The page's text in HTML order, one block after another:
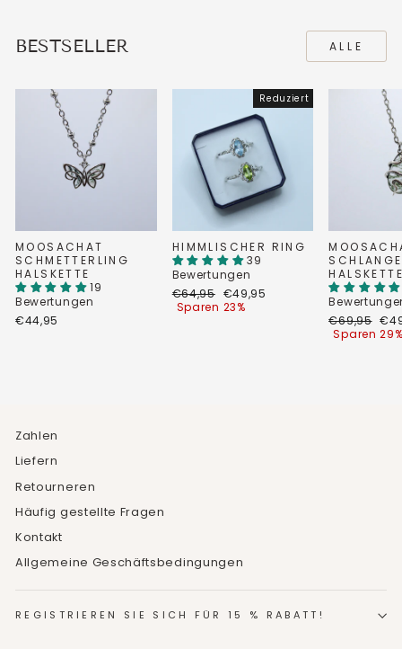
BESTSELLER ALLE
MOOSACHAT
SCHMETTERLING
HALSKETTE
19
Bewertungen
€44,95
Reduziert
HIMMLISCHER RING
39
Bewertungen
Normaler
Preis
€64,95 Sonderpreis
€49,95
Sparen 23%
Normaler
Preis
€69,95
Sparen
Zahlen
Liefern
Retourneren
Häufig gestellte Fragen
Kontakt
Allgemeine Geschäftsbedingungen
REGISTRIEREN SIE SICH FÜR 15 % RABATT!